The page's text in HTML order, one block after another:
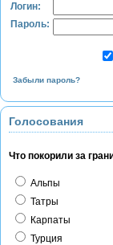
Логин:
Пароль:
Забыли пароль?
Голосования
Что покорили за
Альпы
Татры
Карпаты
Турция